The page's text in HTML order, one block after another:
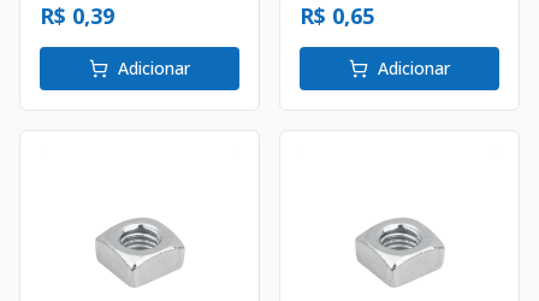
R$ 0,39
Adicionar
R$ 0,65
Adicionar